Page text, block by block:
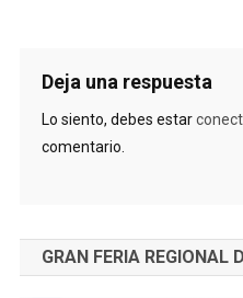
Deja una respuesta
Lo siento, debes estar
comentario.
GRAN FERIA REGIONAL